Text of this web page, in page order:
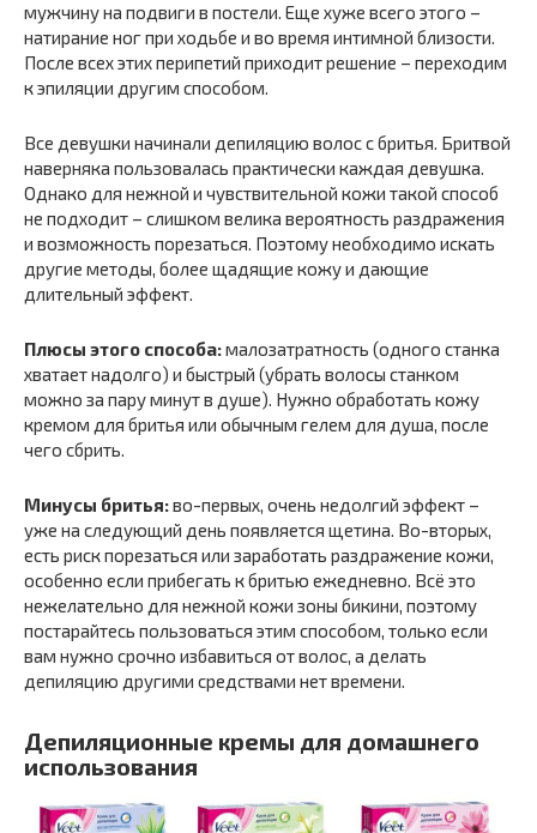
мужчину на подвиги в постели. Еще хуже всего этого –
натирание ног при ходьбе и во время интимной близости.
После всех этих перипетий приходит решение – переходим
к эпиляции другим способом.
Все девушки начинали депиляцию волос с бритья. Бритвой
наверняка пользовалась практически каждая девушка.
Однако для нежной и чувствительной кожи такой способ
не подходит – слишком велика вероятность раздражения
и возможность порезаться. Поэтому необходимо искать
другие методы, более щадящие кожу и дающие
длительный эффект.
Плюсы этого способа:малозатратность (одного станка
хватает надолго) и быстрый (убрать волосы станком
можно за пару минут в душе). Нужно обработать кожу
кремом для бритья или обычным гелем для душа, после
чего сбрить.
Минусы бритья:во-первых, очень недолгий эффект –
уже на следующий день появляется щетина. Во-вторых,
есть риск порезаться или заработать раздражение кожи,
особенно если прибегать к бритью ежедневно. Всё это
нежелательно для нежной кожи зоны бикини, поэтому
постарайтесь пользоваться этим способом, только если
вам нужно срочно избавиться от волос, а делать
депиляцию другими средствами нет времени.
Депиляционные кремы для домашнего
использования